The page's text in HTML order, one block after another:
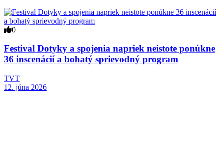
0
Festival Dotyky a spojenia napriek neistote ponúkne
36 inscenácií a bohatý sprievodný program
TVT
12. júna 2026